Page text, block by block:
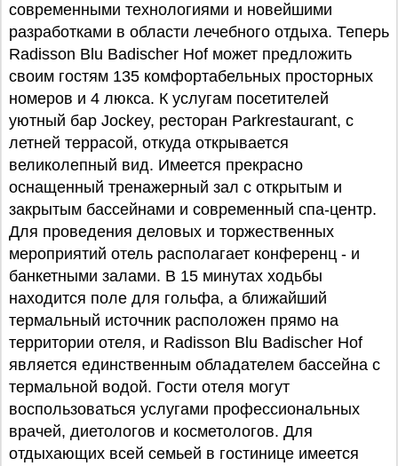
современными технологиями и новейшими
разработками в области лечебного отдыха. Теперь
Radisson Blu Badischer Hof может предложить
своим гостям 135 комфортабельных просторных
номеров и 4 люкса. К услугам посетителей
уютный бар Jockey, ресторан Parkrestaurant, с
летней террасой, откуда открывается
великолепный вид. Имеется прекрасно
оснащенный тренажерный зал с открытым и
закрытым бассейнами и современный спа-центр.
Для проведения деловых и торжественных
мероприятий отель располагает конференц - и
банкетными залами. В 15 минутах ходьбы
находится поле для гольфа, а ближайший
термальный источник расположен прямо на
территории отеля, и Radisson Blu Badischer Hof
является единственным обладателем бассейна с
термальной водой. Гости отеля могут
воспользоваться услугами профессиональных
врачей, диетологов и косметологов. Для
отдыхающих всей семьей в гостинице имеется